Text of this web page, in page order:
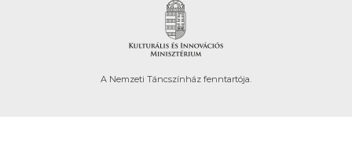
A Nemzeti Táncszínház fenntartója.